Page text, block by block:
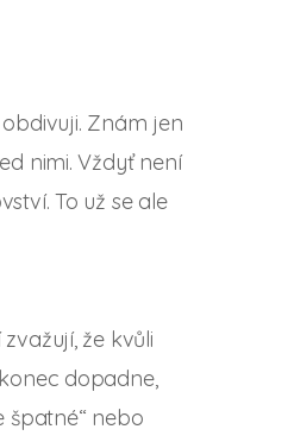
Znám jen
nimi. Vždyť není
To už se ale
že kvůli
dopadne,
špatné“ nebo